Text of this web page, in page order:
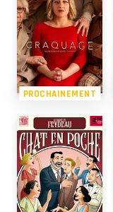
PROCHAINEMENT